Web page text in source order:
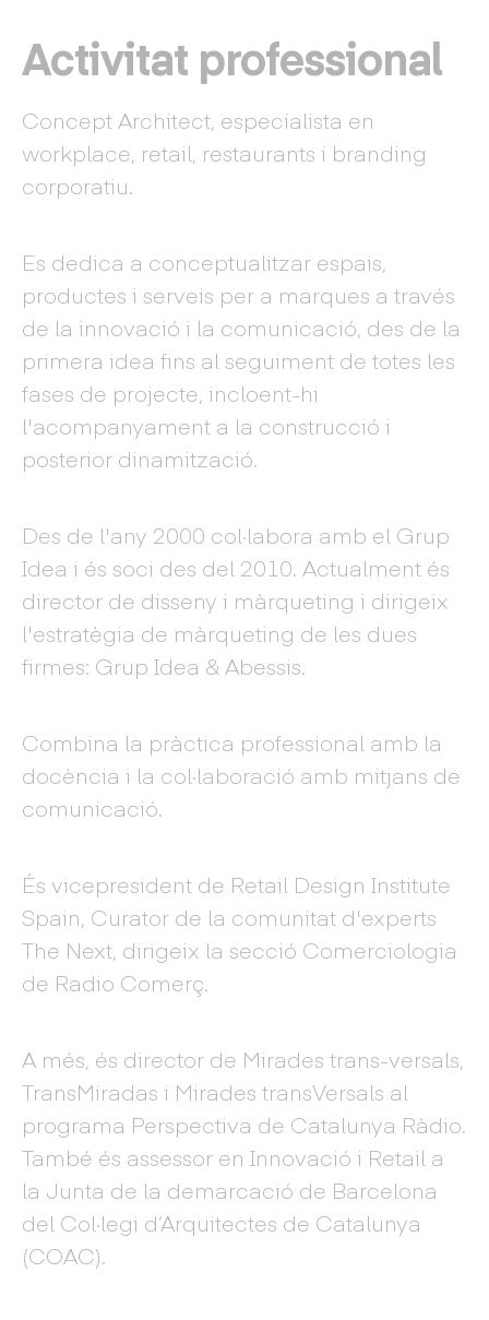
Activitat professional
Concept Architect, especialista en
workplace, retail, restaurants i branding
corporatiu.
Es dedica a conceptualitzar espais,
productes i serveis per a marques a través
de la innovació i la comunicació, des de la
primera idea fins al seguiment de totes les
fases de projecte, incloent-hi
l'acompanyament a la construcció i
posterior dinamització.
Des de l'any 2000 col·labora amb el Grup
Idea i és soci des del 2010. Actualment és
director de disseny i màrqueting i dirigeix ​​
l'estratègia de màrqueting de les dues
firmes: Grup Idea & Abessis.
Combina la pràctica professional amb la
docència i la col·laboració amb mitjans de
comunicació.
És vicepresident de Retail Design Institute
Spain, Curator de la comunitat d'experts
The Next, dirigeix ​​la secció Comerciologia
de Radio Comerç.
A més, és director de Mirades trans-versals,
TransMiradas i Mirades transVersals al
programa Perspectiva de Catalunya Ràdio.
També és assessor en Innovació i Retail a
la Junta de la demarcació de Barcelona
del Col·legi d’Arquitectes de Catalunya
(COAC).